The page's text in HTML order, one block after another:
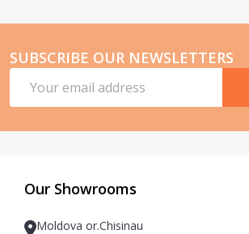
SUBSCRIBE OUR NEWSLETTERS
Address
Our Showrooms
Moldova or.Chisinau